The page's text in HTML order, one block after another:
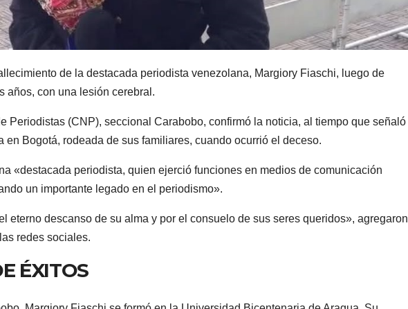
de la destacada periodista venezolana, Margiory Fiaschi, luego de
años, con una lesión cerebral.
Periodistas (CNP), seccional Carabobo, confirmó la noticia, al tiempo que señaló
en Bogotá, rodeada de sus familiares, cuando ocurrió el deceso.
«destacada periodista, quien ejerció funciones en medios de comunicación
un importante legado en el periodismo».
eterno descanso de su alma y por el consuelo de sus seres queridos», agregaron
redes sociales.
ÉXITOS